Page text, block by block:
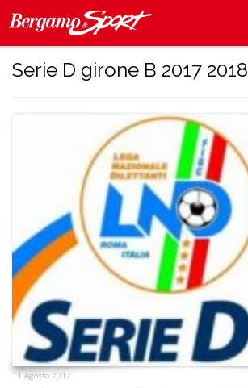
Serie D girone B 2017 2018
11 Agosto 2017